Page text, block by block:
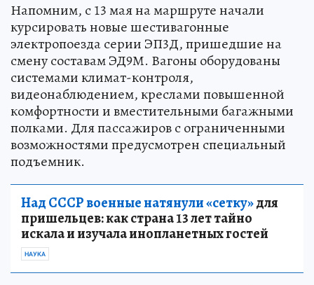
Напомним, с 13 мая на маршруте начали
курсировать новые шестивагонные
электропоезда серии ЭП3Д, пришедшие на
смену составам ЭД9М. Вагоны оборудованы
системами климат-контроля,
видеонаблюдением, креслами повышенной
комфортности и вместительными багажными
полками. Для пассажиров с ограниченными
возможностями предусмотрен специальный
подъемник.
Над СССР военные натянули «сетку»для
пришельцев: как страна 13 лет тайно
искала и изучала инопланетных гостей
НАУКА